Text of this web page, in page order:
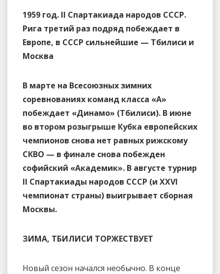
1959 год. II Спартакиада народов СССР.
Рига третий раз подряд побеждает в
Европе, в СССР сильнейшие — Тбилиси и
Москва
В марте на Всесоюзных зимних
соревнованиях команд класса «А»
побеждает «Динамо» (Тбилиси). В июне
во втором розыгрыше Кубка европейских
чемпионов снова нет равных рижскому
СКВО — в финале снова побежден
софийский «Академик». В августе турнир
II Спартакиады народов СССР (и XXVI
чемпионат страны) выигрывает сборная
Москвы.
ЗИМА, ТБИЛИСИ ТОРЖЕСТВУЕТ
Новый сезон начался необычно. В конце